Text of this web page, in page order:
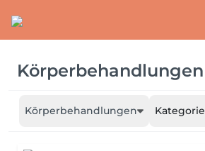
Körperbehandlungen
Körperbehandlungen Kategorie